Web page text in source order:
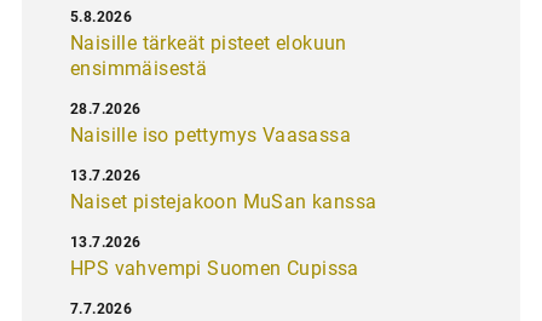
Naisille tärkeät pisteet elokuun
ensimmäisestä
5.8.2026
Naisille iso pettymys Vaasassa
28.7.2026
Naiset pistejakoon MuSan kanssa
13.7.2026
HPS vahvempi Suomen Cupissa
13.7.2026
7.7.2026